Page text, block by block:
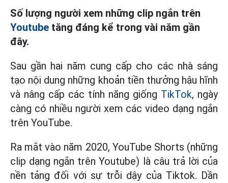
Số lượng người xem những clip ngắn trên
Youtube tăng đáng kể trong vài năm gần
đây.
Sau gần hai năm cung cấp cho các nhà sáng
tạo nội dung những khoản tiền thưởng hậu hĩnh
và nâng cấp các tính năng giống TikTok, ngày
càng có nhiều người xem các video dạng ngắn
trên YouTube.
Ra mắt vào năm 2020, YouTube Shorts (những
clip dạng ngắn trên Youtube) là câu trả lời của
nền tảng đối với sự trỗi dậy của Tiktok. Dần